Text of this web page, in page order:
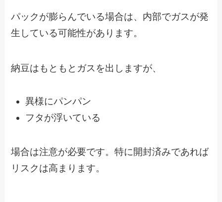
パックが膨らんでいる場合は、内部でガスが発
生している可能性があります。
納豆はもともとガスを出しますが、
異様にパンパン
フタが浮いている
場合は注意が必要です。特に開封済みであれば
リスクは高まります。